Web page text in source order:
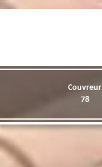
Couvreur
78